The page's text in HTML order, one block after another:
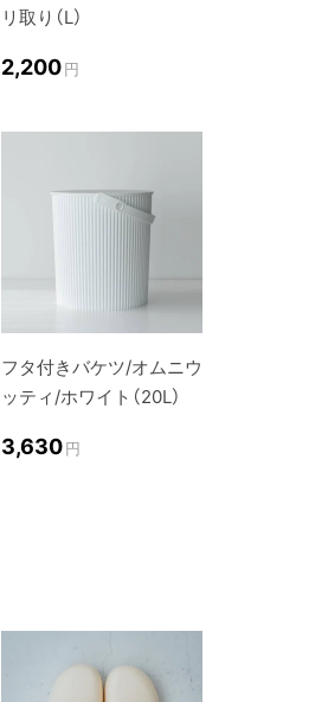
リ取り（L）
2,200円
フタ付きバケツ/オムニウ
ッティ/ホワイト（20L）
3,630円